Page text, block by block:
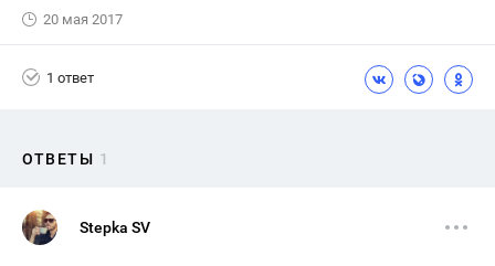
20 мая 2017
1 ответ
ОТВЕТЫ 1
Stepka SV